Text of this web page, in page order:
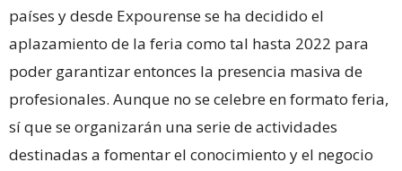
países y desde Expourense se ha decidido el
aplazamiento de la feria como tal hasta 2022 para
poder garantizar entonces la presencia masiva de
profesionales. Aunque no se celebre en formato feria,
sí que se organizarán una serie de actividades
destinadas a fomentar el conocimiento y el negocio